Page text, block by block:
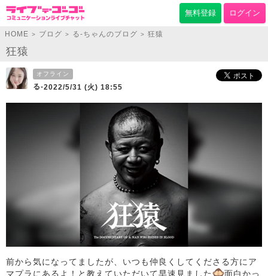
無料登録 ログイン
HOME > ブログ > る-ちゃんのブログ > 狂猿
狂猿
オフライン
る-2022/5/31 (火) 18:55
前から気になってましたが、いつも仲良くしてくださる方にア
マプラにあるよ！と教えていただいて早速見ました
面白かっ